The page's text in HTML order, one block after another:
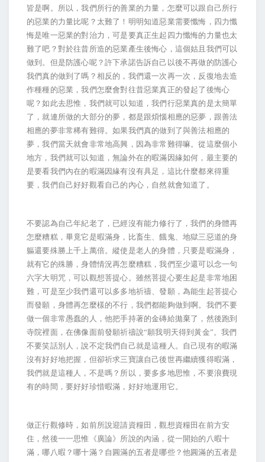
皆是啊。所以，我們所行的善業的力量，怎麼可以跟自己所行
的惡業的力量比呢？太難了！明明知道惡業需要懺悔，四力懺
悔是唯一惡業的對治力，可是要真正生起四力懺悔的力量也太
難了吧？對於往昔所造的惡業產生後悔心，這個姑且我們可以
做到。但是防護心呢？許下承諾告訴自己以後不再做的防護心
我們真的做到了嗎？相反的，我們還一次再一次，反復地去造
作種種的惡業，我們怎麼會對往昔惡業真正的發起了後悔心
呢？如此去思惟，我們就可以知道，我們行惡業真的是太簡單
了，就連所做的大部分的夢，都是跟煩惱相應的惡夢，跟善法
相應的夢非常稀有難得。如果我們真的做到了與善法相應的
夢，我們當天就會非常地高興，因為非常難得嘛。從這麼個小
地方，我們就可以知道，無論外在的暇滿因緣如何，最主要的
是要看我們內在的暇滿因緣有沒有具足，這比什麼都來得重
要，我們自己好好觀看自己的內心，自然就會知道了。
不要認為自己年紀老了，已經沒有能力修行了，我們的身體再
怎麼糟糕，畢竟它是暇滿身，比畜生、餓鬼、地獄三惡道的身
軀還要殊勝上千上萬倍。縱使是老人的身體，只要是暇滿身，
就有它的殊勝，身體情況再怎麼糟糕，我們至少還可以念一句
六字大明咒，可以觀想菩提心。雖然菩提心要生起是非常地困
難，可是至少我們還可以多多地祈禱、發願，為能生起菩提心
而發願，身體再怎麼樣的不行，我們都能夠做到啊。我們不要
做一個非常愚蠢的人，他把手持著的金磚給拋棄了，然後跑到
寺院裡面，在佛像面前發願祈禱說“願我明天得到黃金”。我們
不要笑話別人，說不定我們自己就是這種人。自己現有的暇滿
沒有好好地把握，但卻祈求三寶讓自己後世再繼續獲得暇滿，
我們就是這種人，不是嗎？所以，要多多地思惟，不要浪費現
有的時間，要好好珍惜暇滿，好好地運用它。
做正行觀修時，如前所說迎請資糧田，觀想資糧田在前方安
住，然後一一思惟《廣論》所說的內涵，從一開始的八暇十
滿，哪八暇？哪十滿？自圓滿的五者是哪些？他圓滿的五者是